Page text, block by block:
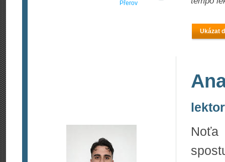
Přerov
Ukázat
Noťa